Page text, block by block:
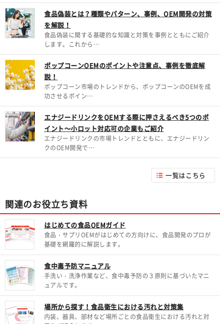
食品偽装とは？種類やパターン、事例、OEM開発の対策
を解説！
食品偽装に関する基礎的な知識と対策を事例とともにご紹介
します。これから…
ポップコーンOEMのポイントや注意点、事例を徹底解
説！
ポップコーン市場のトレンドから、ポップコーンのOEMを成
功させるポイン…
エナジードリンクをOEMする際に押さえるべき5つのポ
イント～小ロット対応可の企業もご紹介
エナジードリンクの市場トレンドとともに、エナジードリン
クのOEM開発で…
一覧はこちら
関連のお役立ち資料
はじめての食品OEMガイド
食品・サプリOEMがはじめての方向けに、食品開発のプロが
基礎を網羅的に解説します。
食中毒予防マニュアル
手洗い・洗浄作業など、食中毒予防の３原則に基づいたマニ
ュアルです。
場所から探す！食品衛生における汚れと対策集
内装、器具、部材など場所ごとの食品衛生における汚れと対